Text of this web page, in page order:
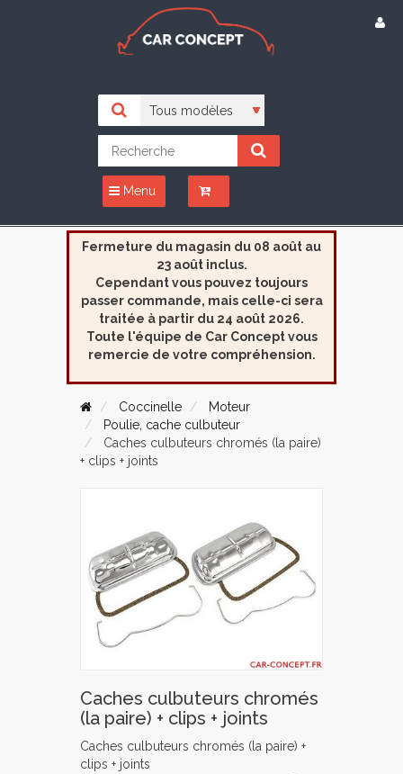
Menu
Fermeture du magasin du 08 août au
23 août inclus.
Cependant vous pouvez toujours
passer commande, mais celle-ci sera
traitée à partir du 24 août 2026.
Toute l'équipe de Car Concept vous
remercie de votre compréhension.
Coccinelle
Moteur
Poulie, cache culbuteur
Caches culbuteurs chromés (la paire)
+ clips + joints
Caches culbuteurs chromés
(la paire) + clips + joints
Caches culbuteurs chromés (la paire) +
clips + joints